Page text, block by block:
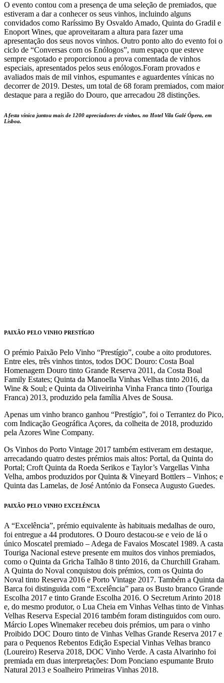
O evento contou com a presença de uma seleção de premiados, que
estiveram a dar a conhecer os seus vinhos, incluindo alguns
convidados como Raríssimo By Osvaldo Amado, Quinta do Gradil e
Enoport Wines, que aproveitaram a altura para fazer uma
apresentação dos seus novos vinhos. Outro ponto alto do evento foi o
ciclo de “Conversas com os Enólogos”, num espaço que esteve
sempre esgotado e proporcionou a prova comentada de vinhos
especiais, apresentados pelos seus enólogos.Foram provados e
avaliados mais de mil vinhos, espumantes e aguardentes vínicas no
decorrer de 2019. Destes, um total de 68 foram premiados, com maior
destaque para a região do Douro, que arrecadou 28 distinções.
A festa vínica juntou mais de 1200 apreciadores de vinhos, no Hotel Vila Galé Ópera, em
Lisboa.
PAIXÃO PELO VINHO PRESTÍGIO
O prémio Paixão Pelo Vinho “Prestígio”, coube a oito produtores.
Entre eles, três vinhos tintos, todos DOC Douro: Costa Boal
Homenagem Douro tinto Grande Reserva 2011, da Costa Boal
Family Estates; Quinta da Manoella Vinhas Velhas tinto 2016, da
Wine & Soul; e Quinta da Oliveirinha Vinha Franca tinto (Touriga
Franca) 2013, produzido pela família Alves de Sousa.
Apenas um vinho branco ganhou “Prestígio”, foi o Terrantez do Pico,
com Indicação Geográfica Açores, da colheita de 2018, produzido
pela Azores Wine Company.
Os Vinhos do Porto Vintage 2017 também estiveram em destaque,
arrecadando quatro destes prémios mais altos: Portal, da Quinta do
Portal; Croft Quinta da Roeda Serikos e Taylor’s Vargellas Vinha
Velha, ambos produzidos por Quinta & Vineyard Bottlers – Vinhos; e
Quinta das Lamelas, de José António da Fonseca Augusto Guedes.
PAIXÃO PELO VINHO EXCELÊNCIA
A “Excelência”, prémio equivalente às habituais medalhas de ouro,
foi entregue a 44 produtores. O Douro destacou-se e veio de lá o
único Moscatel premiado – Adega de Favaios Moscatel 1989. A casta
Touriga Nacional esteve presente em muitos dos vinhos premiados,
como o Quinta da Gricha Talhão 8 tinto 2016, da Churchill Graham.
A Quinta do Noval conquistou dois prémios, com os Quinta do
Noval tinto Reserva 2016 e Porto Vintage 2017. Também a Quinta da
Barca foi distinguida com “Excelência” para os Busto branco Grande
Escolha 2017 e tinto Grande Escolha 2016. O Secretum Arinto 2018
e, do mesmo produtor, o Lua Cheia em Vinhas Velhas tinto de Vinhas
Velhas Reserva Especial 2016 também foram distinguidos com ouro.
Márcio Lopes Winemaker recebeu dois prémios, um para o vinho
Proibido DOC Douro tinto de Vinhas Velhas Grande Reserva 2017 e
para o Pequenos Rebentos Edição Especial Vinhas Velhas branco
(Loureiro) Reserva 2018, DOC Vinho Verde. A casta Alvarinho foi
premiada em duas interpretações: Dom Ponciano espumante Bruto
Natural 2013 e Soalheiro Primeiras Vinhas 2018.